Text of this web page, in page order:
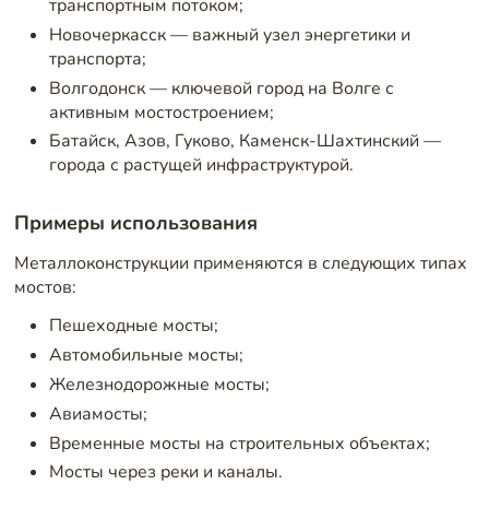
транспортным потоком;
Новочеркасск — важный узел энергетики и
транспорта;
Волгодонск — ключевой город на Волге с
активным мостостроением;
Батайск, Азов, Гуково, Каменск-Шахтинский —
города с растущей инфраструктурой.
Примеры использования
Металлоконструкции применяются в следующих типах
мостов:
Пешеходные мосты;
Автомобильные мосты;
Железнодорожные мосты;
Авиамосты;
Временные мосты на строительных объектах;
Мосты через реки и каналы.